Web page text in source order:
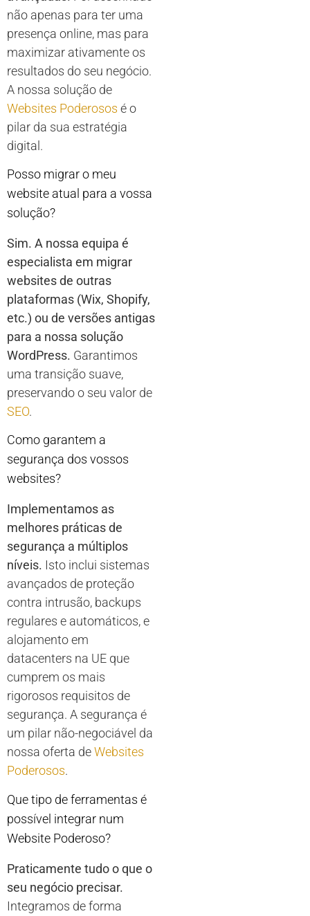
não apenas para ter uma
presença online, mas para
maximizar ativamente os
resultados do seu negócio.
A nossa solução de
Websites Poderosos é o
pilar da sua estratégia
digital.
Posso migrar o meu
website atual para a vossa
solução?
Sim. A nossa equipa é
especialista em migrar
websites de outras
plataformas (Wix, Shopify,
etc.) ou de versões antigas
para a nossa solução
WordPress. Garantimos
uma transição suave,
preservando o seu valor de
SEO.
Como garantem a
segurança dos vossos
websites?
Implementamos as
melhores práticas de
segurança a múltiplos
níveis. Isto inclui sistemas
avançados de proteção
contra intrusão, backups
regulares e automáticos, e
alojamento em
datacenters na UE que
cumprem os mais
rigorosos requisitos de
segurança. A segurança é
um pilar não-negociável da
nossa oferta deWebsites
Poderosos.
Que tipo de ferramentas é
possível integrar num
Website Poderoso?
Praticamente tudo o que o
seu negócio precisar.
Integramos de forma